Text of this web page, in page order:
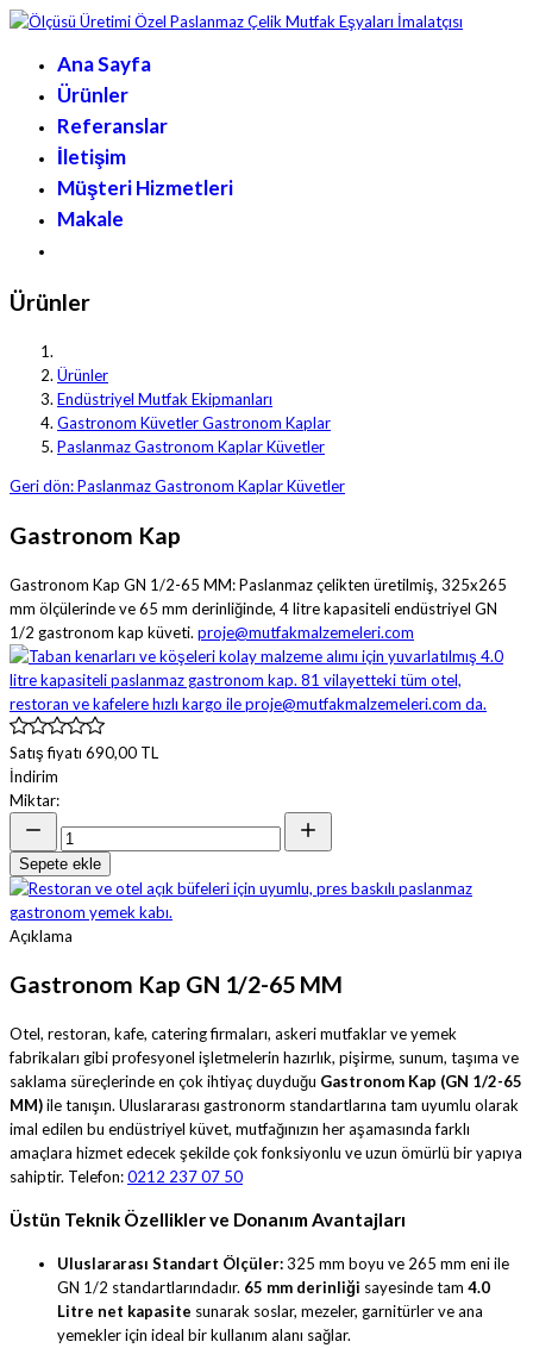
Ana Sayfa
Ürünler
Referanslar
İletişim
Müşteri Hizmetleri
Makale
Ürünler
Ürünler
Endüstriyel Mutfak Ekipmanları
Gastronom Küvetler Gastronom Kaplar
Paslanmaz Gastronom Kaplar Küvetler
Geri dön: Paslanmaz Gastronom Kaplar Küvetler
Gastronom Kap
Gastronom Kap GN 1/2-65 MM: Paslanmaz çelikten üretilmiş, 325x265
mm ölçülerinde ve 65 mm derinliğinde, 4 litre kapasiteli endüstriyel GN
1/2 gastronom kap küveti. proje@mutfakmalzemeleri.com
Satış fiyatı 690,00 TL
İndirim
Miktar:
Sepete ekle
Açıklama
Gastronom Kap GN 1/2-65 MM
Otel, restoran, kafe, catering firmaları, askeri mutfaklar ve yemek
fabrikaları gibi profesyonel işletmelerin hazırlık, pişirme, sunum, taşıma ve
saklama süreçlerinde en çok ihtiyaç duyduğu Gastronom Kap (GN 1/2-65
MM)ile tanışın. Uluslararası gastronorm standartlarına tam uyumlu olarak
imal edilen bu endüstriyel küvet, mutfağınızın her aşamasında farklı
amaçlara hizmet edecek şekilde çok fonksiyonlu ve uzun ömürlü bir yapıya
sahiptir. Telefon:0212 237 07 50
Üstün Teknik Özellikler ve Donanım Avantajları
Uluslararası Standart Ölçüler:325 mm boyu ve 265 mm eni ile
GN 1/2 standartlarındadır. 65 mm derinliği sayesinde tam 4.0
Litre net kapasite sunarak soslar, mezeler, garnitürler ve ana
yemekler için ideal bir kullanım alanı sağlar.